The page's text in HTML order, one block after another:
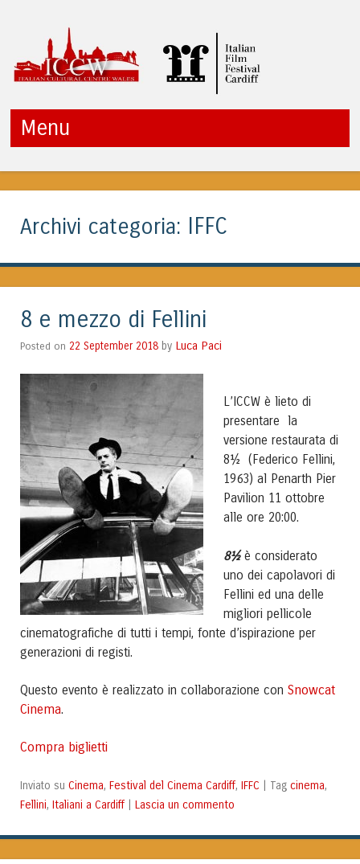
ITALIAN CULTURAL
CENTRE WALES
Menu
Archivi categoria: IFFC
8 e mezzo di Fellini
Posted on 22 September 2018 by Luca Paci
L’ICCW è lieto di
presentare la
versione restaurata di
8½ (Federico Fellini,
1963) al Penarth Pier
Pavilion 11 ottobre
alle ore 20:00.
8½è considerato
uno dei capolavori di
Fellini ed una delle
migliori pellicole
cinematografiche di tutti i tempi, fonte d’ispirazione per
generazioni di registi.
Questo evento è realizzato in collaborazione con Snowcat
Cinema.
Compra biglietti
Inviato su Cinema, Festival del Cinema Cardiff, IFFC Tag cinema,
Fellini, Italiani a Cardiff Lascia un commento